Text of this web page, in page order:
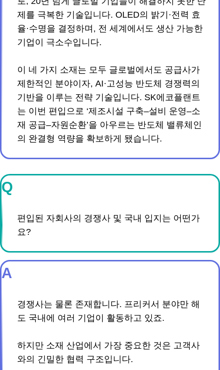
제를 극복한 기술입니다. OLED의 밝기·전력 효
율·수명을 결정하며, 전 세계에서도 생산 가능한
기업이 극소수입니다.
이 네 가지 소재는 모두 글로벌에서도 공급사가
제한적인 분야이자, AI·고성능 반도체 경쟁력의
기반을 이루는 전략 기술입니다. SK에코플랜트
는 이번 편입으로 ‘제조시설 구축–설비 운영–소
재 공급–자원순환’을 아우르는 반도체 밸류체인
의 완결형 역량을 확보하게 됐습니다.
Q
편입된 자회사의 경쟁사 및 국내 입지는 어떤가
요?
A
경쟁사는 물론 존재합니다. 프리커서 분야만 해
도 국내에 여러 기업이 활동하고 있죠.
하지만 소재 산업에서 가장 중요한 것은 고객사
와의 긴밀한 협력 구조입니다.